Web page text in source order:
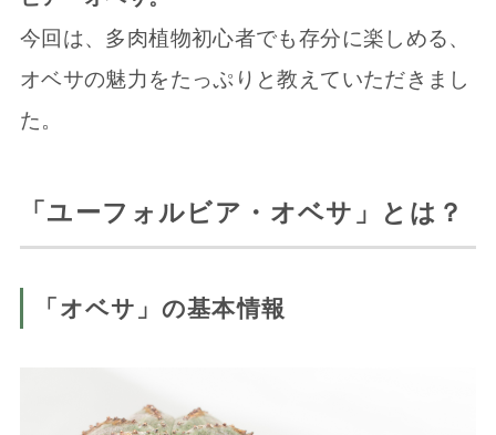
今回は、多肉植物初心者でも存分に楽しめる、
オベサの魅力をたっぷりと教えていただきまし
た。
「ユーフォルビア・オベサ」とは？
「オベサ」の基本情報